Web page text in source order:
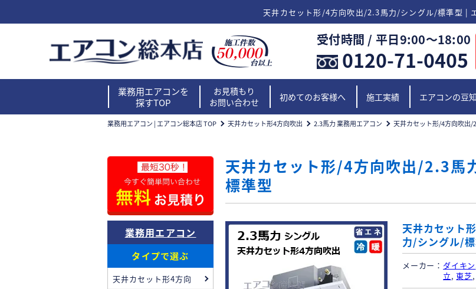
天井カセット形/4方向吹出/2.3馬力/シングル/標準型 |
受付時間 / 平日9:00〜18:00
0120-71-0405
業務用エアコンを
探すTOP
お見積もり
お問い合わせ
初めてのお客様へ 施工実績 エアコンの豆
業務用エアコン | エアコン総本店 TOP 天井カセット形4方向吹出 2.3馬力 業務用エアコン 天井カセット形/4方向吹出/
天井カセット形/4方向吹出/2.3馬
標準型
天井カセット
力/シングル/
メーカー ダイキン
立,東芝,
業務用エアコン
タイプで選ぶ
天井カセット形4方向